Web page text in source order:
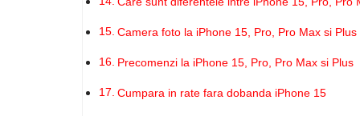
Camera foto la iPhone 15, Pro, Pro Max si Plus
Precomenzi la iPhone 15, Pro, Pro Max si Plus
Cumpara in rate fara dobanda iPhone 15